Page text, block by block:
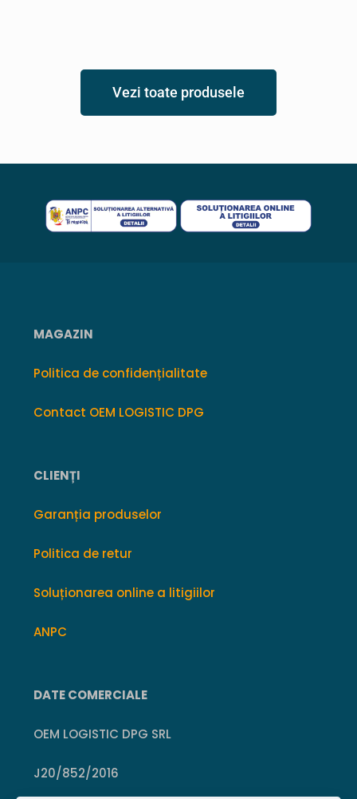
Vezi toate produsele
MAGAZIN
Politica de confidențialitate
Contact OEM LOGISTIC DPG
CLIENȚI
Garanția produselor
Politica de retur
Soluționarea online a litigiilor
ANPC
DATE COMERCIALE
OEM LOGISTIC DPG SRL
J20/852/2016